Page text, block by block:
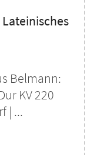
Belmann:
KV 220
| ...